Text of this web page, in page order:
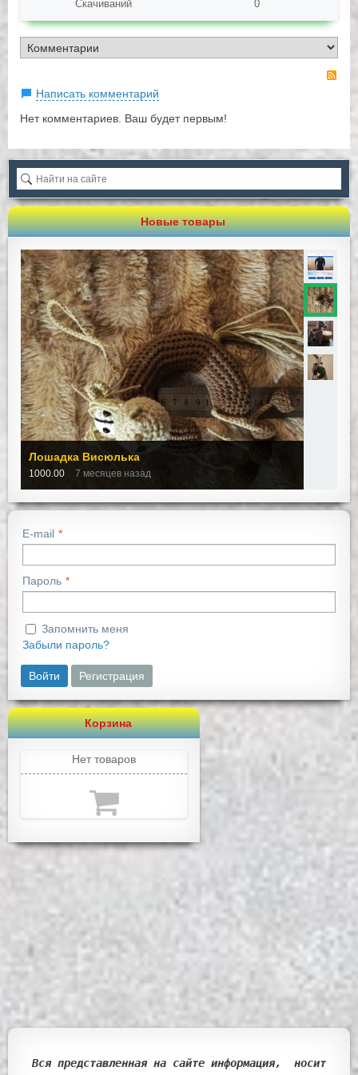
Скачиваний
0
Написать комментарий
Нет комментариев. Ваш будет первым!
Новые товары
Лошадка Висюлька
1000.00 7 месяцев назад
E-mail
Пароль
Запомнить меня
Забыли пароль?
Войти Регистрация
Корзина
Нет товаров
Вся представленная на сайте информация, носит